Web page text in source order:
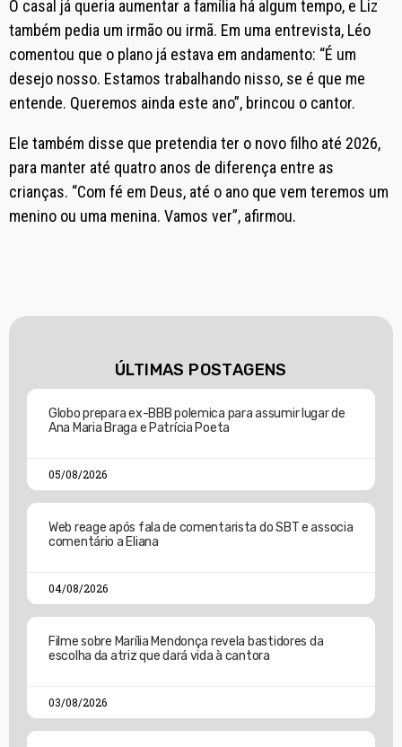
O casal já queria aumentar a família há algum tempo, e Liz
também pedia um irmão ou irmã. Em uma entrevista, Léo
comentou que o plano já estava em andamento: “É um
desejo nosso. Estamos trabalhando nisso, se é que me
entende. Queremos ainda este ano”, brincou o cantor.
Ele também disse que pretendia ter o novo filho até 2026,
para manter até quatro anos de diferença entre as
crianças. “Com fé em Deus, até o ano que vem teremos um
menino ou uma menina. Vamos ver”, afirmou.
ÚLTIMAS POSTAGENS
Globo prepara ex-BBB polemica para assumir lugar de
Ana Maria Braga e Patrícia Poeta
05/08/2026
Web reage após fala de comentarista do SBT e associa
comentário a Eliana
04/08/2026
Filme sobre Marília Mendonça revela bastidores da
escolha da atriz que dará vida à cantora
03/08/2026